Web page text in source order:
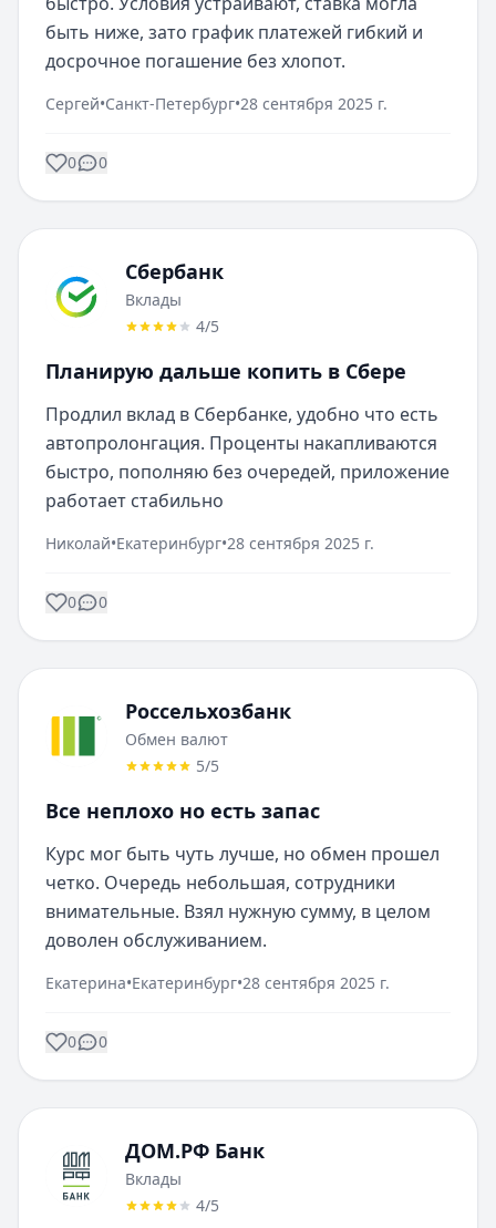
быть ниже, зато график платежей гибкий и
досрочное погашение без хлопот.
Сергей•Санкт-Петербург•28 сентября 2025 г.
0 0
Сбербанк
Вклады
4/5
Планирую дальше копить в Сбере
Продлил вклад в Сбербанке, удобно что есть
автопролонгация. Проценты накапливаются
быстро, пополняю без очередей, приложение
работает стабильно
Николай•Екатеринбург•28 сентября 2025 г.
0 0
Россельхозбанк
Обмен валют
5/5
Все неплохо но есть запас
Курс мог быть чуть лучше, но обмен прошел
четко. Очередь небольшая, сотрудники
внимательные. Взял нужную сумму, в целом
доволен обслуживанием.
Екатерина•Екатеринбург•28 сентября 2025 г.
0 0
ДОМ.РФ Банк
Вклады
4/5